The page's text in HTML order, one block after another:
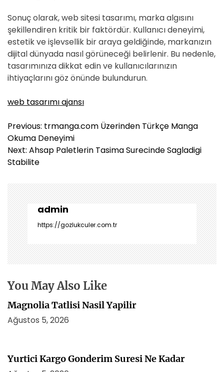
Sonuç olarak, web sitesi tasarımı, marka algısını
şekillendiren kritik bir faktördür. Kullanıcı deneyimi,
estetik ve işlevsellik bir araya geldiğinde, markanızın
dijital dünyada nasıl görüneceği belirlenir. Bu nedenle,
tasarımınıza dikkat edin ve kullanıcılarınızın
ihtiyaçlarını göz önünde bulundurun.
web tasarımı ajansı
Y
a
z
ı
e
z
i
n
m
e
s
Previous: trmanga.com Üzerinden Türkçe Manga
Okuma Deneyimi
Next: Ahsap Paletlerin Tasima Surecinde Sagladigi
Stabilite
admin
https://gozlukculer.com.tr
You May Also Like
Magnolia Tatlisi Nasil Yapilir
Ağustos 5, 2026
Yurtici Kargo Gonderim Suresi Ne Kadar